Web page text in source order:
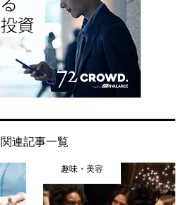
関連記事一覧
趣味・美容